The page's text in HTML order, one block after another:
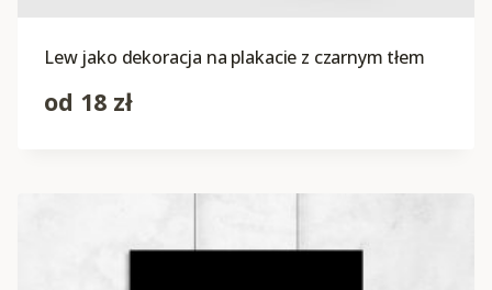
Lew jako dekoracja na plakacie z czarnym tłem
od 18 zł